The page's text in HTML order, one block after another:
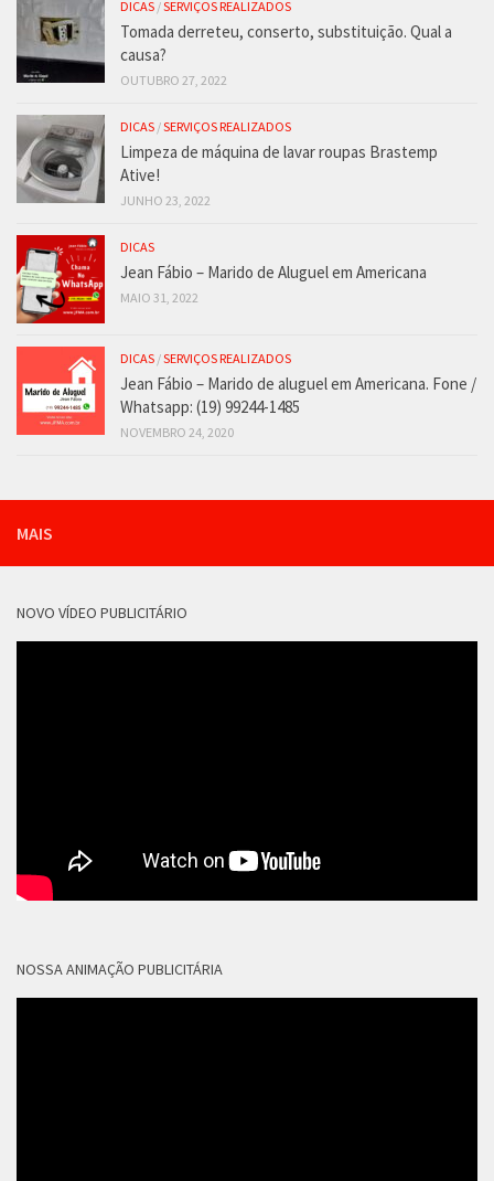
DICAS /SERVIÇOS REALIZADOS
Tomada derreteu, conserto, substituição. Qual a
causa?
OUTUBRO 27, 2022
DICAS /SERVIÇOS REALIZADOS
Limpeza de máquina de lavar roupas Brastemp
Ative!
JUNHO 23, 2022
DICAS
Jean Fábio – Marido de Aluguel em Americana
MAIO 31, 2022
DICAS /SERVIÇOS REALIZADOS
Jean Fábio – Marido de aluguel em Americana. Fone /
Whatsapp: (19) 99244-1485
NOVEMBRO 24, 2020
MAIS
NOVO VÍDEO PUBLICITÁRIO
NOSSA ANIMAÇÃO PUBLICITÁRIA